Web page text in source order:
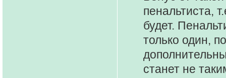
пенальтиста,
будет.
только один,
станет не